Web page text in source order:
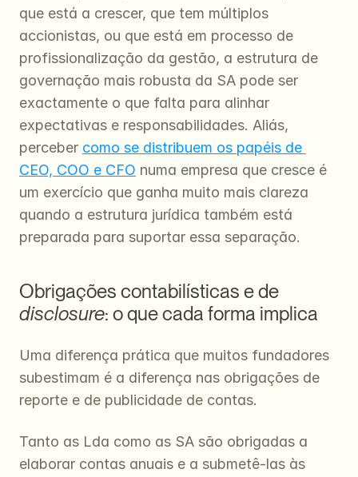
que está a crescer, que tem múltiplos
accionistas, ou que está em processo de
profissionalização da gestão, a estrutura de
governação mais robusta da SA pode ser
exactamente o que falta para alinhar
expectativas e responsabilidades. Aliás,
perceber como se distribuem os papéis de
CEO, COO e CFO numa empresa que cresce é
um exercício que ganha muito mais clareza
quando a estrutura jurídica também está
preparada para suportar essa separação.
disclosure: o que cada forma implica
Uma diferença prática que muitos fundadores
subestimam é a diferença nas obrigações de
reporte e de publicidade de contas.
Tanto as Lda como as SA são obrigadas a
elaborar contas anuais e a submetê-las às